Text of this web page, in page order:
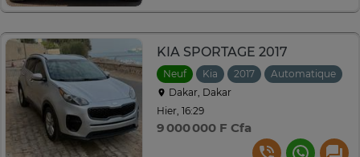
KIA SPORTAGE 2017
Neuf Kia 2017
Automatique
Dakar, Dakar
Hier, 16:29
9 000 000 F Cfa